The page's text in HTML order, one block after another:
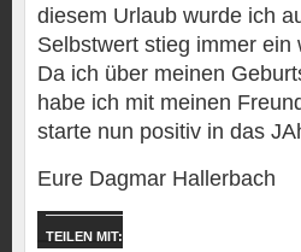
diesem Urlaub wurde ich
Selbstwert stieg immer ein
Da ich über meinen
habe ich mit meinen
starte nun positiv in das
Eure Dagmar Hallerbach
TEILEN MIT: